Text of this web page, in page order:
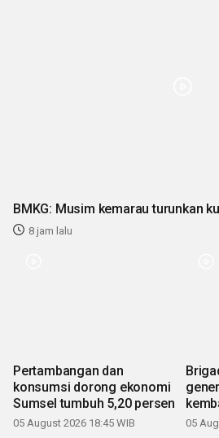
BMKG: Musim kemarau turunkan
8 jam lalu
Pertambangan dan
konsumsi dorong ekonomi
Sumsel tumbuh 5,20 persen
05 August 2026 18:45 WIB 05